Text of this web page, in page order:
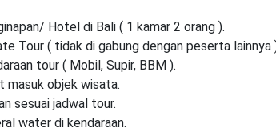
Hotel di Bali ( 1 kamar 2 orang ).
Tour ( tidak di gabung dengan peserta lainnya
tour ( Mobil, Supir, BBM ).
masuk objek wisata.
sesuai jadwal tour.
water di kendaraan.